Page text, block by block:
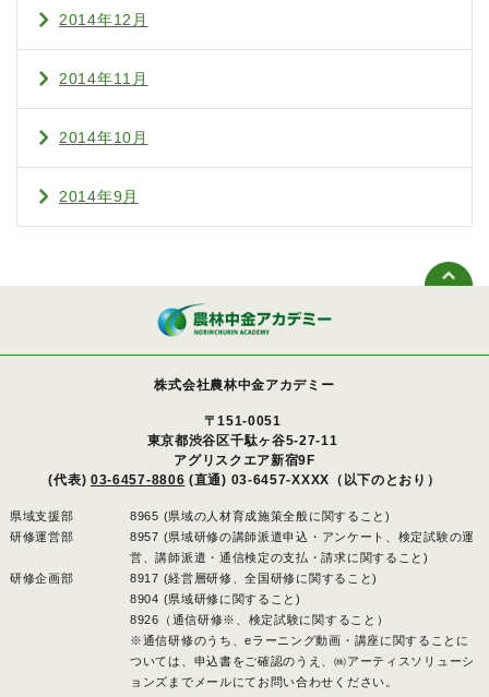
2014年12月
2014年11月
2014年10月
2014年9月
株式会社農林中金アカデミー
〒151-0051
東京都渋谷区千駄ヶ谷5-27-11
アグリスクエア新宿9F
(代表) 03-6457-8806 (直通) 03-6457-XXXX（以下のとおり）
県域支援部
8965 (県域の人材育成施策全般に関すること)
研修運営部
8957 (県域研修の講師派遣申込・アンケート、検定試験の運
営、講師派遣・通信検定の支払・請求に関すること)
研修企画部
8917 (経営層研修、全国研修に関すること)
8904 (県域研修に関すること)
8926（通信研修※、検定試験に関すること）
※通信研修のうち、eラーニング動画・講座に関することに
ついては、申込書をご確認のうえ、㈱アーティスソリューシ
ョンズまでメールにてお問い合わせください。